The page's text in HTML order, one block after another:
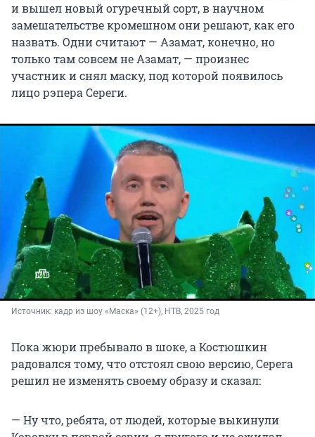
и вышел новый огуречный сорт, в научном
замешательстве кромешном они решают, как его
назвать. Одни считают — Азамат, конечно, но
только там совсем не Азамат, — произнес
участник и снял маску, под которой появилось
лицо рэпера Сереги.
Источник: кадр из шоу «Маска» (12+), НТВ, 2025 год
Пока жюри пребывало в шоке, а Костюшкин
радовался тому, что отстоял свою версию, Серега
решил не изменять своему образу и сказал:
— Ну что, ребята, от людей, которые выкинули